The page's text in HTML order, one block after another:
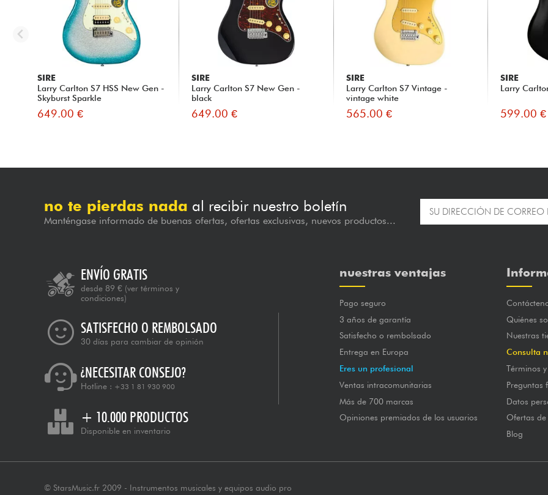
SIRE
Larry Carlton S7 HSS New Gen -
Skyburst Sparkle
649.00 €
SIRE
Larry Carlton S7 New Gen -
black
649.00 €
SIRE
Larry Carlton S7 Vintage -
vintage white
565.00 €
SIRE
Larry
599.00 €
no te pierdas nada al recibir nuestro boletín
Manténgase informado de buenas ofertas, ofertas exclusivas, nuevos productos...
ENVÍO GRATIS
desde 89 € (ver términos y
condiciones)
SATISFECHO O REMBOLSADO
30 días para cambiar de opinión
¿NECESITAR CONSEJO?
Hotline : +33 1 81 930 900
+ 10.000 PRODUCTOS
Disponible en inventario
nuestras ventajas
Pago seguro
3 años de garantía
Satisfecho o rembolsado
Entrega en Europa
Eres un profesional
Ventas intracomunitarias
Más de 700 marcas
Opiniones premiados de los usuarios
Quiénes
Nuestras
Consulta
Términos
Preguntas
Datos
Ofertas
Blog
© StarsMusic.fr 2009 - Instrumentos musicales y equipos audio pro